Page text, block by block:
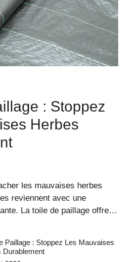
: Stoppez
Herbes
les mauvaises herbes
reviennent avec une
La toile de paillage offre…
Paillage : Stoppez Les Mauvaises
Durablement